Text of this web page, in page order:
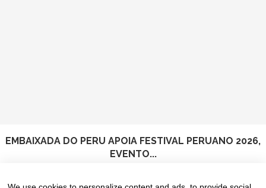
EMBAIXADA DO PERU APOIA FESTIVAL PERUANO 2026,
EVENTO...